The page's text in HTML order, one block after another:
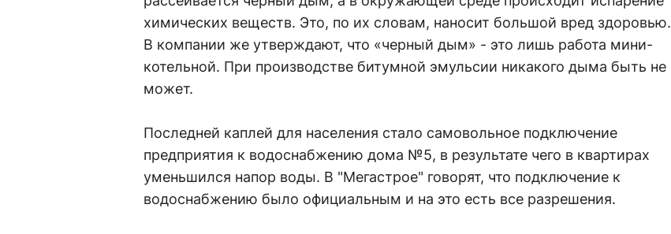
химических веществ. Это, по их словам, наносит большой вред здоровью.
В компании же утверждают, что «черный дым» - это лишь работа мини-
котельной. При производстве битумной эмульсии никакого дыма быть не
может.
Последней каплей для населения стало самовольное подключение
предприятия к водоснабжению дома №5, в результате чего в квартирах
уменьшился напор воды. В "Мегастрое" говорят, что подключение к
водоснабжению было официальным и на это есть все разрешения.